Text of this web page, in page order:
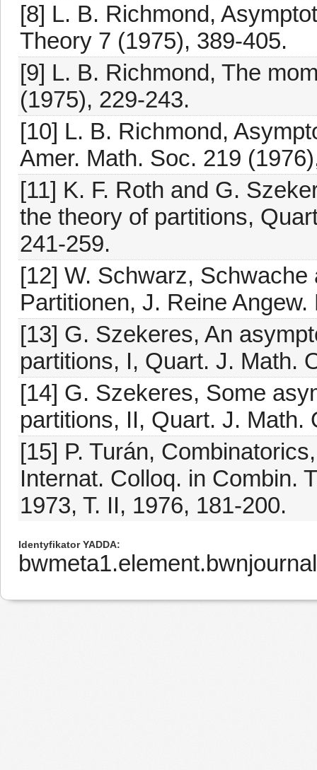
[8] L. B. Richmond,
Theory 7 (1975), 389-405.
[9] L. B. Richmond, The
(1975), 229-243.
[10] L. B. Richmond,
Amer. Math. Soc. 219
[11] K. F. Roth and G.
the theory of partitions,
241-259.
[12] W. Schwarz,
Partitionen, J. Reine
[13] G. Szekeres, An
partitions, I, Quart. J. Math.
[14] G. Szekeres, Some
partitions, II, Quart. J. Math.
[15] P. Turán,
Internat. Colloq. in Combin.
1973, T. II, 1976, 181-200.
Identyfikator YADDA